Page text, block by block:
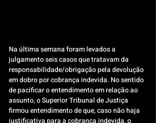
Na última semana foram levados a
julgamento seis casos que tratavam da
responsabilidade/obrigação pela devolução
em dobro por cobrança indevida. No sentido
de pacificar o entendimento em relação ao
assunto, o Superior Tribunal de Justiça
firmou entendimento de que, caso não haja
justificativa para a cobrança indevida, o